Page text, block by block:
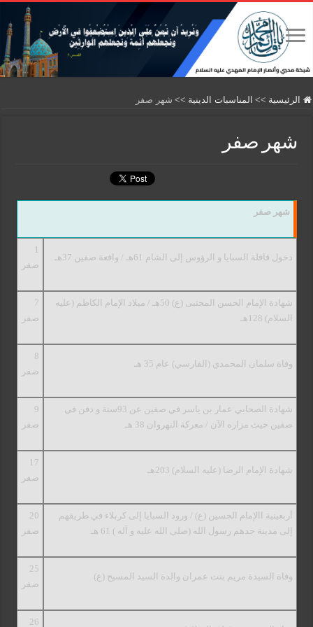
الرئيسية >> المناسبات الدينية >> شهر صفر
شهر صفر
شهر صفر
دخول قافلة السبايا و الرؤوس إلى الشام 61هـ / واقعة صفين 37هـ
1
صفر
شهادة الإمام الحسن المجتبى (ع) 50هـ / ميلاد الإمام الكاظم (عليه
السلام) 128هـ
7
صفر
وفاة سلمان المحمدي (الفارسي) عام 35 هـ
8
صفر
شهادة الصحابي عمار بن ياسر في صفين عن 93سنة و دفن في
صفين حيث مزاره الآن / معركة النهروان 38 هـ
9
صفر
شهادة الإمام الرضا (عليه السلام) 203هـ
17
صفر
أربعينية االإمام الحسين (ع) / ورود السبايا إلى كربلاء في طريقهم
إلى مدينة جدهم رسول الله (صلى الله عليه و آله ) 61 هـ
20
صفر
وفاة السيدة مريم بنت عمران والدة السيد المسيح (ع)
25
صفر
26